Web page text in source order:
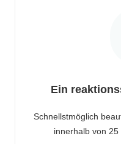
Ein
Schnellstmöglich
innerhalb von